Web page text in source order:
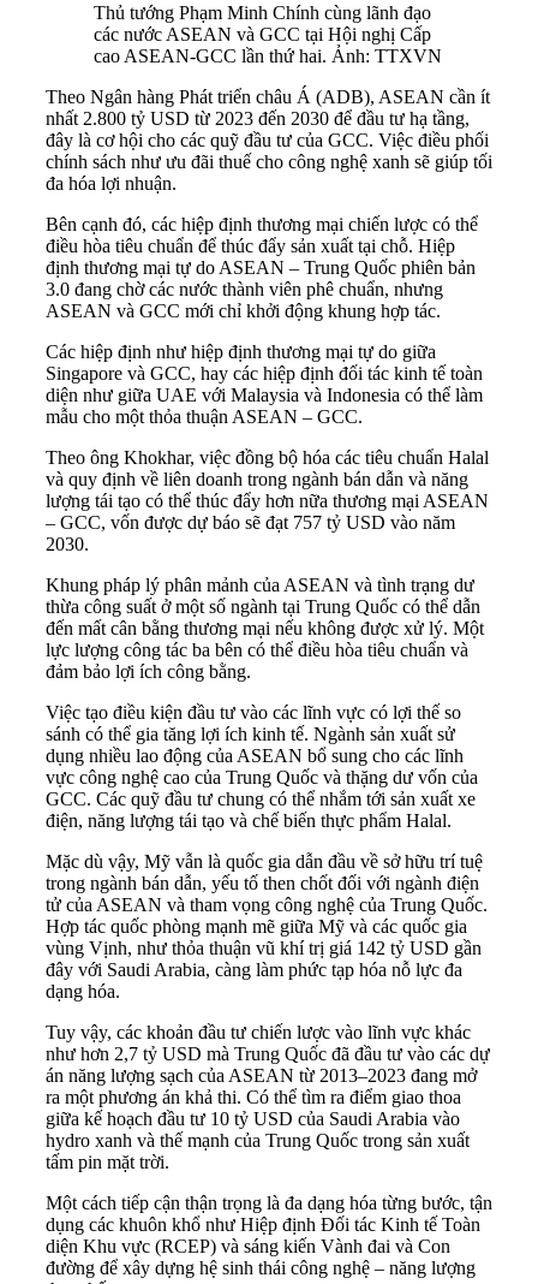
Thủ tướng Phạm Minh Chính cùng lãnh đạo
các nước ASEAN và GCC tại Hội nghị Cấp
cao ASEAN-GCC lần thứ hai. Ảnh: TTXVN
Theo Ngân hàng Phát triển châu Á (ADB), ASEAN cần ít
nhất 2.800 tỷ USD từ 2023 đến 2030 để đầu tư hạ tầng,
đây là cơ hội cho các quỹ đầu tư của GCC. Việc điều phối
chính sách như ưu đãi thuế cho công nghệ xanh sẽ giúp tối
đa hóa lợi nhuận.
Bên cạnh đó, các hiệp định thương mại chiến lược có thể
điều hòa tiêu chuẩn để thúc đẩy sản xuất tại chỗ. Hiệp
định thương mại tự do ASEAN – Trung Quốc phiên bản
3.0 đang chờ các nước thành viên phê chuẩn, nhưng
ASEAN và GCC mới chỉ khởi động khung hợp tác.
Các hiệp định như hiệp định thương mại tự do giữa
Singapore và GCC, hay các hiệp định đối tác kinh tế toàn
diện như giữa UAE với Malaysia và Indonesia có thể làm
mẫu cho một thỏa thuận ASEAN – GCC.
Theo ông Khokhar, việc đồng bộ hóa các tiêu chuẩn Halal
và quy định về liên doanh trong ngành bán dẫn và năng
lượng tái tạo có thể thúc đẩy hơn nữa thương mại ASEAN
– GCC, vốn được dự báo sẽ đạt 757 tỷ USD vào năm
2030.
Khung pháp lý phân mảnh của ASEAN và tình trạng dư
thừa công suất ở một số ngành tại Trung Quốc có thể dẫn
đến mất cân bằng thương mại nếu không được xử lý. Một
lực lượng công tác ba bên có thể điều hòa tiêu chuẩn và
đảm bảo lợi ích công bằng.
Việc tạo điều kiện đầu tư vào các lĩnh vực có lợi thế so
sánh có thể gia tăng lợi ích kinh tế. Ngành sản xuất sử
dụng nhiều lao động của ASEAN bổ sung cho các lĩnh
vực công nghệ cao của Trung Quốc và thặng dư vốn của
GCC. Các quỹ đầu tư chung có thể nhắm tới sản xuất xe
điện, năng lượng tái tạo và chế biến thực phẩm Halal.
Mặc dù vậy, Mỹ vẫn là quốc gia dẫn đầu về sở hữu trí tuệ
trong ngành bán dẫn, yếu tố then chốt đối với ngành điện
tử của ASEAN và tham vọng công nghệ của Trung Quốc.
Hợp tác quốc phòng mạnh mẽ giữa Mỹ và các quốc gia
vùng Vịnh, như thỏa thuận vũ khí trị giá 142 tỷ USD gần
đây với Saudi Arabia, càng làm phức tạp hóa nỗ lực đa
dạng hóa.
Tuy vậy, các khoản đầu tư chiến lược vào lĩnh vực khác
như hơn 2,7 tỷ USD mà Trung Quốc đã đầu tư vào các dự
án năng lượng sạch của ASEAN từ 2013–2023 đang mở
ra một phương án khả thi. Có thể tìm ra điểm giao thoa
giữa kế hoạch đầu tư 10 tỷ USD của Saudi Arabia vào
hydro xanh và thế mạnh của Trung Quốc trong sản xuất
tấm pin mặt trời.
Một cách tiếp cận thận trọng là đa dạng hóa từng bước, tận
dụng các khuôn khổ như Hiệp định Đối tác Kinh tế Toàn
diện Khu vực (RCEP) và sáng kiến Vành đai và Con
đường để xây dựng hệ sinh thái công nghệ – năng lượng